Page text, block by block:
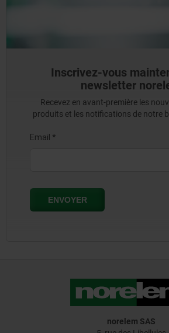
Inscrivez-vous
newsletter
Recevez en avant-première les
produits et les notifications de notre
norelem SAS